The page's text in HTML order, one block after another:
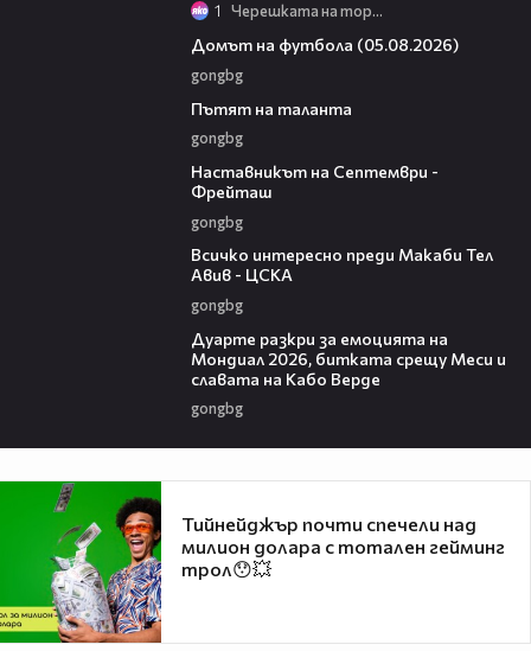
1 Черешката на тортата
Домът на футбола (05.08.2026)
gongbg
Пътят на таланта
gongbg
Наставникът на Септември -
Фрейташ
gongbg
Всичко интересно преди Макаби Тел
Авив - ЦСКА
gongbg
Дуарте разкри за емоцията на
Мондиал 2026, битката срещу Меси и
славата на Кабо Верде
gongbg
Тийнейджър почти спечели над
милион долара с тотален гейминг
трол😯💥